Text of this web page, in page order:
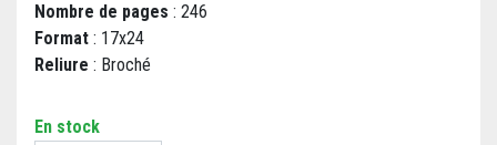
Nombre de pages : 246
Format : 17x24
Reliure : Broché
En stock